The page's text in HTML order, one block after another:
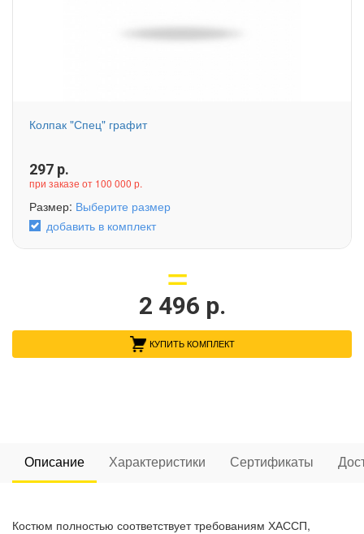
Колпак "Спец" графит
297 р.
при заказе от 100 000 р.
Размер: Выберите размер
добавить в комплект
2 496 р.
КУПИТЬ КОМПЛЕКТ
Описание Характеристики Сертификаты
Костюм полностью соответствует требованиям ХАССП,